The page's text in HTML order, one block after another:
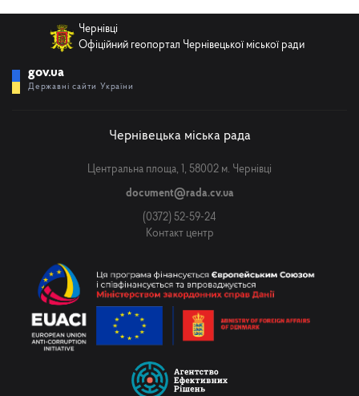
Чернівці
Офіційний геопортал Чернівецької міської ради
gov.ua
Державні сайти України
Чернівецька міська рада
Центральна площа, 1, 58002 м. Чернівці
document@rada.cv.ua
(0372) 52-59-24
Контакт центр